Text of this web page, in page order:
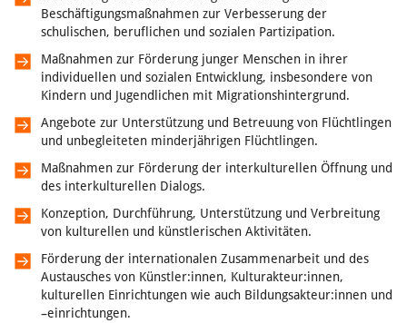
Beschäftigungsmaßnahmen zur Verbesserung der
schulischen, beruflichen und sozialen Partizipation.
Maßnahmen zur Förderung junger Menschen in ihrer
individuellen und sozialen Entwicklung, insbesondere von
Kindern und Jugendlichen mit Migrationshintergrund.
Angebote zur Unterstützung und Betreuung von Flüchtlingen
und unbegleiteten minderjährigen Flüchtlingen.
Maßnahmen zur Förderung der interkulturellen Öffnung und
des interkulturellen Dialogs.
Konzeption, Durchführung, Unterstützung und Verbreitung
von kulturellen und künstlerischen Aktivitäten.
Förderung der internationalen Zusammenarbeit und des
Austausches von Künstler:innen, Kulturakteur:innen,
kulturellen Einrichtungen wie auch Bildungsakteur:innen und
–einrichtungen.